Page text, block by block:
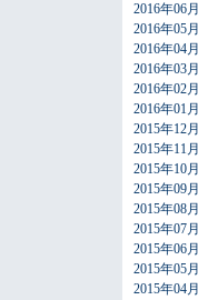
2016年06月
2016年05月
2016年04月
2016年03月
2016年02月
2016年01月
2015年12月
2015年11月
2015年10月
2015年09月
2015年08月
2015年07月
2015年06月
2015年05月
2015年04月